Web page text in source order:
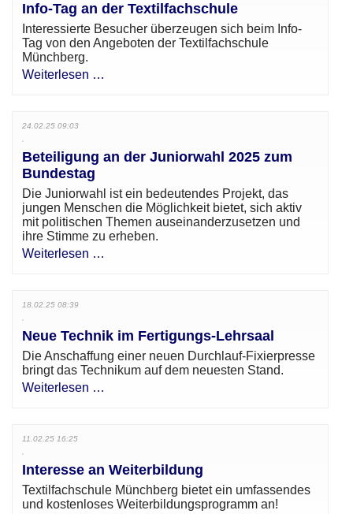
Info-Tag an der Textilfachschule
Interessierte Besucher überzeugen sich beim Info-
Tag von den Angeboten der Textilfachschule
Münchberg.
Weiterlesen …
24.02.25 09:03
Beteiligung an der Juniorwahl 2025 zum
Bundestag
Die Juniorwahl ist ein bedeutendes Projekt, das
jungen Menschen die Möglichkeit bietet, sich aktiv
mit politischen Themen auseinanderzusetzen und
ihre Stimme zu erheben.
Weiterlesen …
18.02.25 08:39
Neue Technik im Fertigungs-Lehrsaal
Die Anschaffung einer neuen Durchlauf-Fixierpresse
bringt das Technikum auf dem neuesten Stand.
Weiterlesen …
11.02.25 16:25
Interesse an Weiterbildung
Textilfachschule Münchberg bietet ein umfassendes
und kostenloses Weiterbildungsprogramm an!